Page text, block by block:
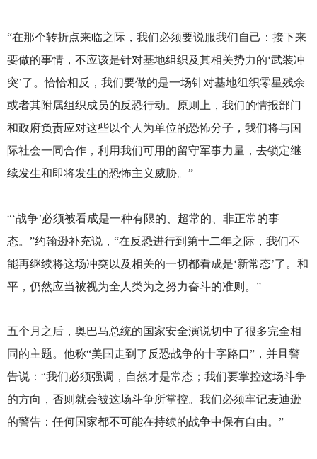
“在那个转折点来临之际，我们必须要说服我们自己：接下来
要做的事情，不应该是针对基地组织及其相关势力的‘武装冲
突’了。恰恰相反，我们要做的是一场针对基地组织零星残余
或者其附属组织成员的反恐行动。原则上，我们的情报部门
和政府负责应对这些以个人为单位的恐怖分子，我们将与国
际社会一同合作，利用我们可用的留守军事力量，去锁定继
续发生和即将发生的恐怖主义威胁。”
“‘战争’必须被看成是一种有限的、超常的、非正常的事
态。”约翰逊补充说，“在反恐进行到第十二年之际，我们不
能再继续将这场冲突以及相关的一切都看成是‘新常态’了。和
平，仍然应当被视为全人类为之努力奋斗的准则。”
五个月之后，奥巴马总统的国家安全演说切中了很多完全相
同的主题。他称“美国走到了反恐战争的十字路口”，并且警
告说：“我们必须强调，自然才是常态；我们要掌控这场斗争
的方向，否则就会被这场斗争所掌控。我们必须牢记麦迪逊
的警告：任何国家都不可能在持续的战争中保有自由。”